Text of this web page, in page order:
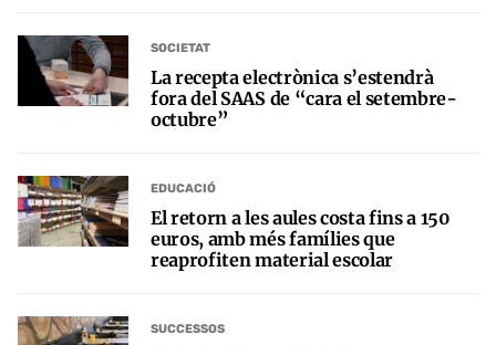
SOCIETAT
La recepta electrònica s’estendrà
fora del SAAS de “cara el setembre-
octubre”
EDUCACIÓ
El retorn a les aules costa fins a 150
euros, amb més famílies que
reaprofiten material escolar
SUCCESSOS